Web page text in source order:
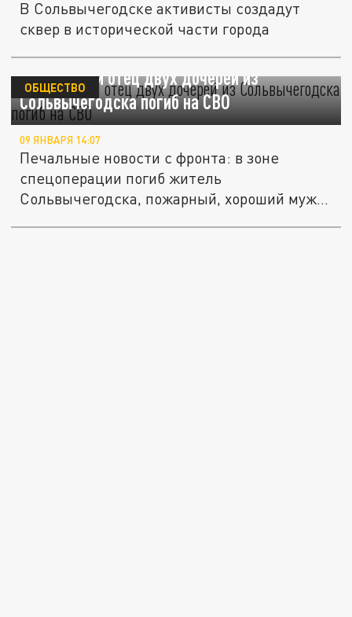
В Сольвычегодске активисты создадут
сквер в исторической части города
Пожарный и отец двух дочерей из
Сольвычегодска погиб на СВО
ОБЩЕСТВО
09 ЯНВАРЯ 14:07
Печальные новости с фронта: в зоне
спецоперации погиб житель
Сольвычегодска, пожарный, хороший муж и